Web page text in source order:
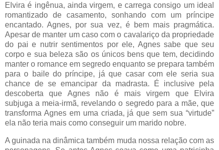
Elvira é ingênua, ainda virgem, e carrega consigo um ideal
romantizado de casamento, sonhando com um príncipe
encantado. Agnes, por sua vez, é bem mais pragmática.
Apesar de manter um caso com o cavalariço da propriedade
do pai e nutrir sentimentos por ele, Agnes sabe que seu
corpo e sua beleza são os únicos bens que tem, decidindo
manter o romance em segredo enquanto se prepara também
para o baile do príncipe, já que casar com ele seria sua
chance de se emancipar da madrasta. É inclusive pela
descoberta que Agnes não é mais virgem que Elvira
subjuga a meia-irmã, revelando o segredo para a mãe, que
transforma Agnes em uma criada, já que sem sua “virtude”
ela não teria mais como conseguir um marido nobre.
A guinada na dinâmica também muda nossa relação com as